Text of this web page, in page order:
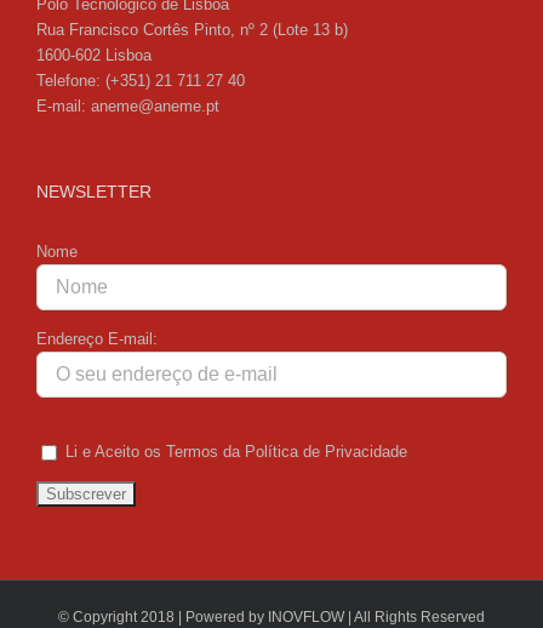
Pólo Tecnológico de Lisboa
Rua Francisco Cortês Pinto, nº 2 (Lote 13 b)
1600-602 Lisboa
Telefone: (+351) 21 711 27 40
E-mail: aneme@aneme.pt
NEWSLETTER
Nome
Endereço E-mail:
Li e Aceito os Termos da Política de Privacidade
© Copyright 2018 | Powered by INOVFLOW | All Rights Reserved